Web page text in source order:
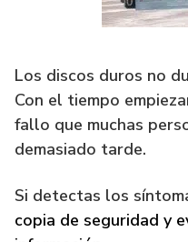
Los discos duros no
Con el tiempo
fallo que muchas
demasiado tarde.
Si detectas los
copia de seguridad y